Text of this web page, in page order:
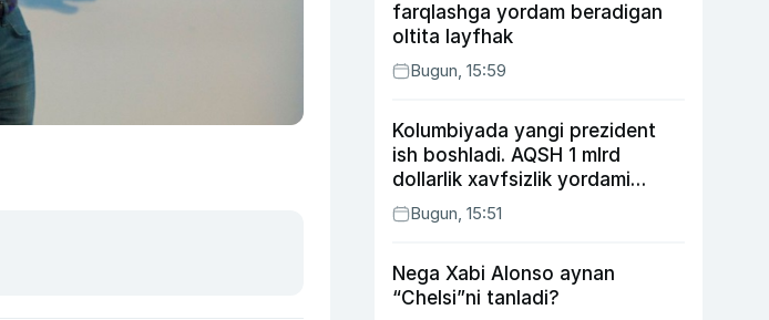
farqlashga yordam beradigan
oltita layfhak
Bugun, 15:59
Kolumbiyada yangi prezident
ish boshladi. AQSH 1 mlrd
dollarlik xavfsizlik yordami
bermoqchi
Bugun, 15:51
Nega Xabi Alonso aynan
“Chelsi”ni tanladi?